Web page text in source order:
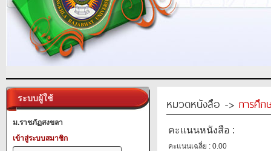
ระบบผู้ใช้
ม.ราชภัฏสงขลา
เข้าสู่ระบบสมาชิก
หมวดหนังสือ -> การศึก
คะแนนหนังสือ :
คะแนนเฉลี่ย : 0.00